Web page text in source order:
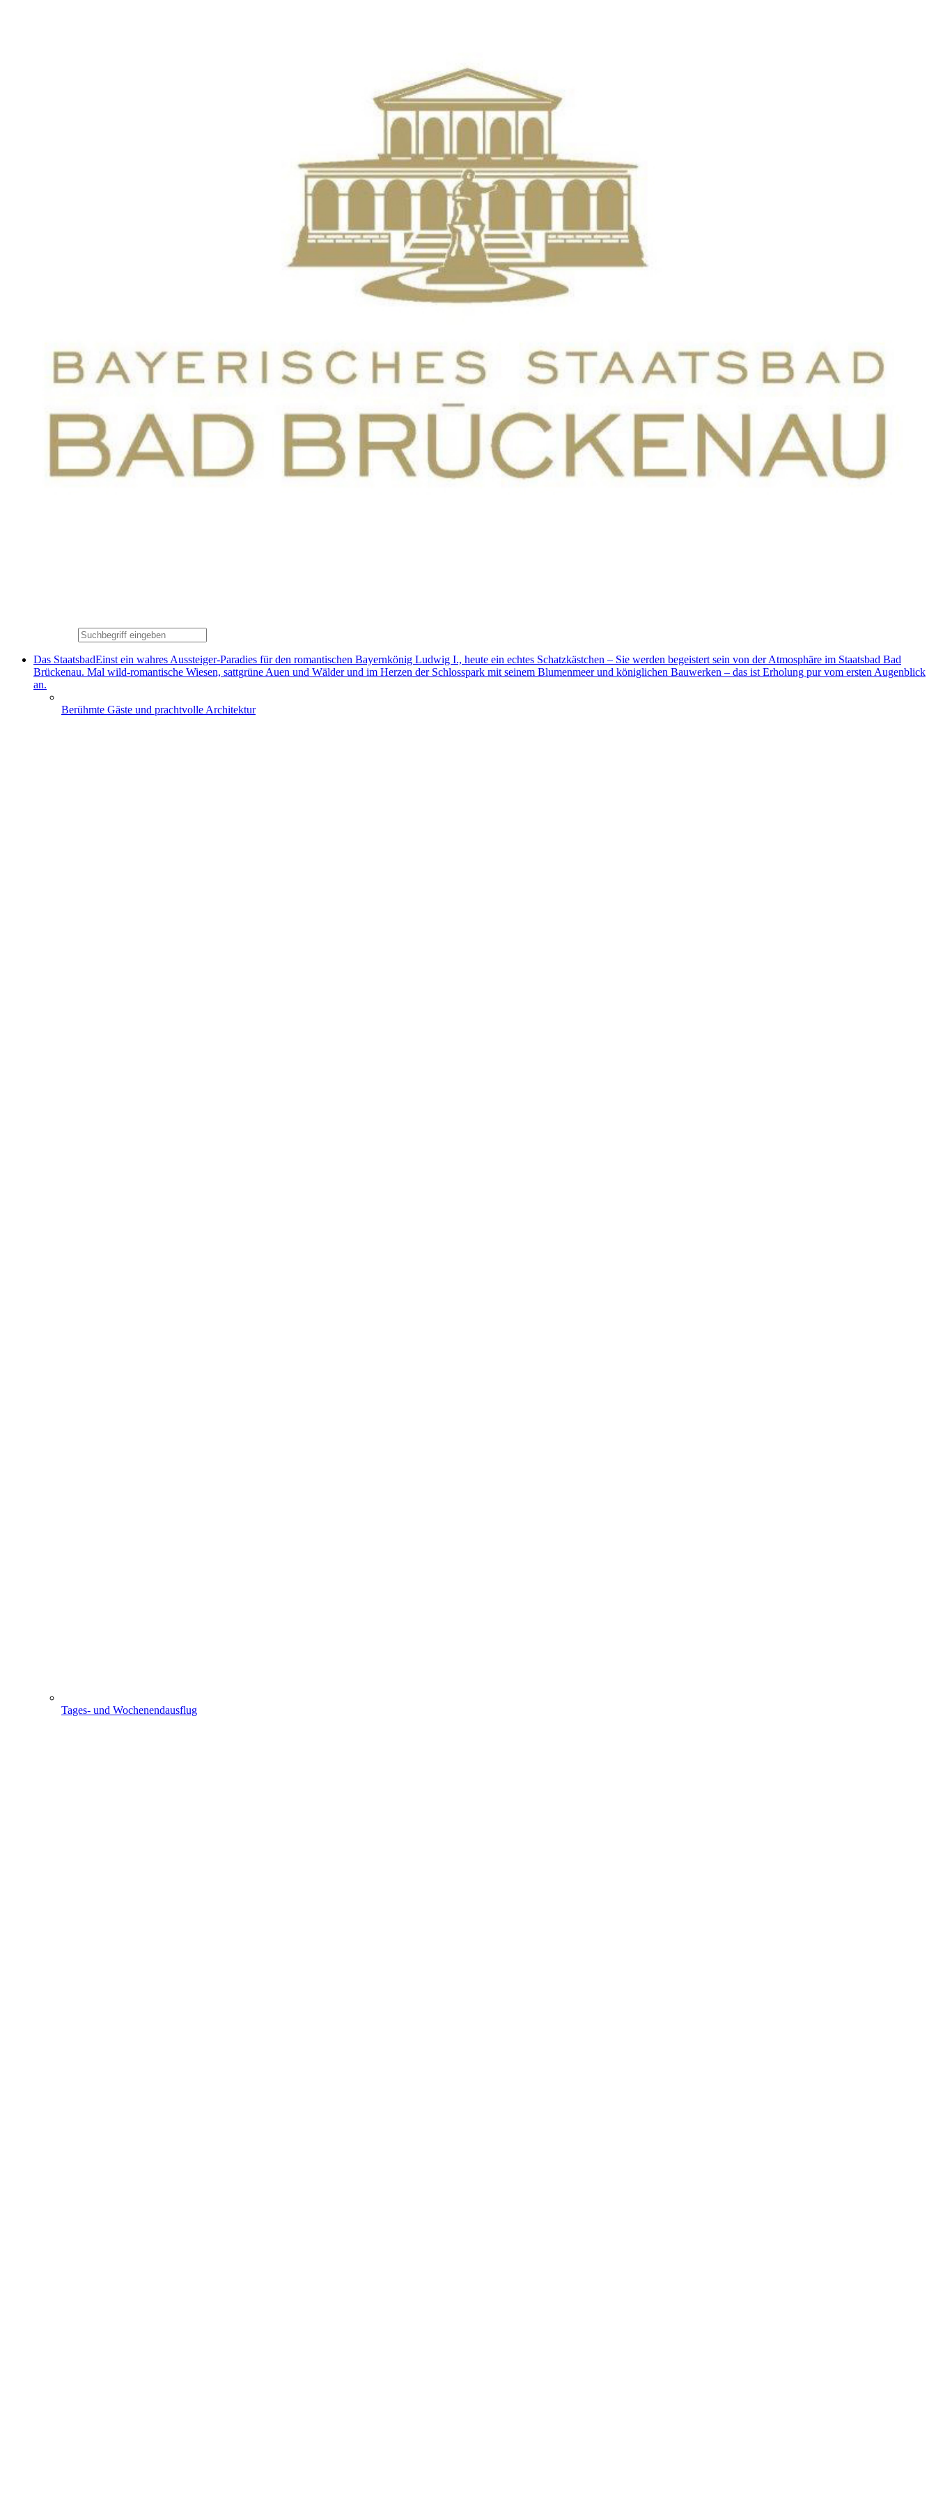
Das StaatsbadEinst ein wahres Aussteiger-Paradies für den romantischen Bayernkönig Ludwig I., heute ein echtes Schatzkästchen – Sie werden begeistert sein von der Atmosphäre im Staatsbad Bad
Brückenau. Mal wild-romantische Wiesen, sattgrüne Auen und Wälder und im Herzen der Schlosspark mit seinem Blumenmeer und königlichen Bauwerken – das ist Erholung pur vom ersten Augenblick
an.
Berühmte Gäste und prachtvolle Architektur
Tages- und Wochenendausflug